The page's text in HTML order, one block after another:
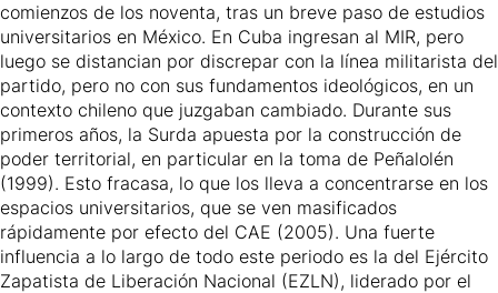
comienzos de los noventa, tras un breve paso de estudios
universitarios en México. En Cuba ingresan al MIR, pero
luego se distancian por discrepar con la línea militarista del
partido, pero no con sus fundamentos ideológicos, en un
contexto chileno que juzgaban cambiado. Durante sus
primeros años, la Surda apuesta por la construcción de
poder territorial, en particular en la toma de Peñalolén
(1999). Esto fracasa, lo que los lleva a concentrarse en los
espacios universitarios, que se ven masificados
rápidamente por efecto del CAE (2005). Una fuerte
influencia a lo largo de todo este periodo es la del Ejército
Zapatista de Liberación Nacional (EZLN), liderado por el